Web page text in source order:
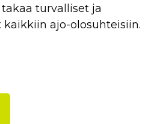
turvalliset ja
ajo-olosuhteisiin.